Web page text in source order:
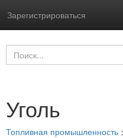
Зарегистрироваться
Уголь
Топливная промышленность